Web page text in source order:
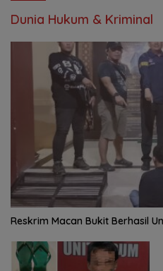
Dunia Hukum & Kriminal
Reskrim Macan Bukit Berhasil